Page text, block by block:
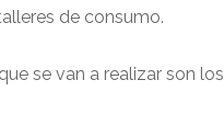
de consumo.
se van a realizar son los